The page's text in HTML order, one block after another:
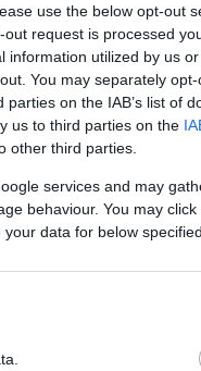
use the below opt-out
request is processed
information utilized by us
You may separately
on the IAB’s list of
us to third parties on the
other third parties.
services and may
behaviour. You may
data for below